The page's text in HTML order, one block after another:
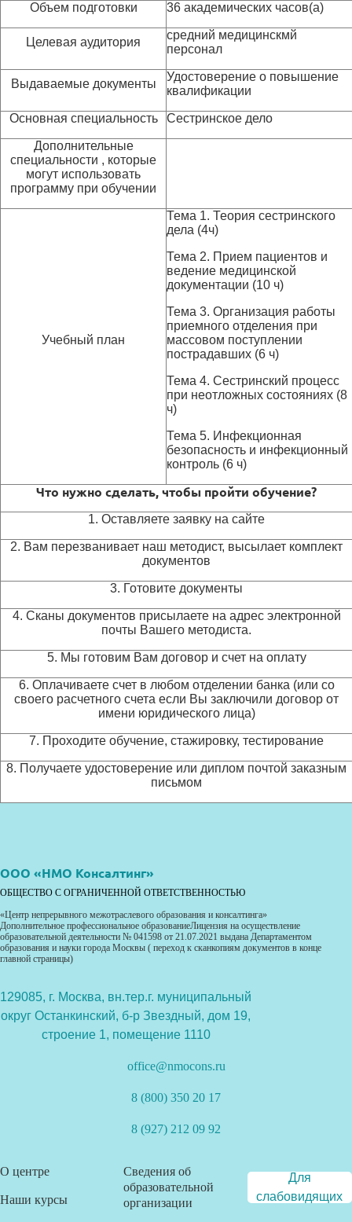
Объем подготовки 36 академических часов(а)
Целевая аудитория
средний медицинскмй
персонал
Выдаваемые документы
Удостоверение о повышение
квалификации
Основная специальность Сестринское дело
Дополнительные
специальности , которые
могут использовать
программу при обучении
Учебный план
Тема 1. Теория сестринского
дела (4ч)
Тема 2. Прием пациентов и
ведение медицинской
документации (10 ч)
Тема 3. Организация работы
приемного отделения при
массовом поступлении
пострадавших (6 ч)
Тема 4. Сестринский процесс
при неотложных состояниях (8
ч)
Тема 5. Инфекционная
безопасность и инфекционный
контроль (6 ч)
Что нужно сделать, чтобы пройти обучение?
1. Оставляете заявку на сайте
2. Вам перезванивает наш методист, высылает комплект
документов
3. Готовите документы
4. Сканы документов присылаете на адрес электронной
почты Вашего методиста.
5. Мы готовим Вам договор и счет на оплату
6. Оплачиваете счет в любом отделении банка (или со
своего расчетного счета если Вы заключили договор от
имени юридического лица)
7. Проходите обучение, стажировку, тестирование
8. Получаете удостоверение или диплом почтой заказным
письмом
ООО «НМО Консалтинг»
ОБЩЕСТВО С ОГРАНИЧЕННОЙ ОТВЕТСТВЕННОСТЬЮ
«Центр непрерывного межотраслевого образования и консалтинга»
Дополнительное профессиональное образованиеЛицензия на осуществление
образовательной деятельности № 041598 от 21.07.2021 выдана Департаментом
образования и науки города Москвы ( переход к сканкопиям документов в конце
главной страницы)
129085, г. Москва, вн.тер.г. муниципальный
округ Останкинский, б-р Звездный, дом 19,
строение 1, помещение 1110
office@nmocons.ru
8 (800) 350 20 17
8 (927) 212 09 92
О центре
Наши курсы
Сведения об
образовательной
организации
Для
слабовидящих